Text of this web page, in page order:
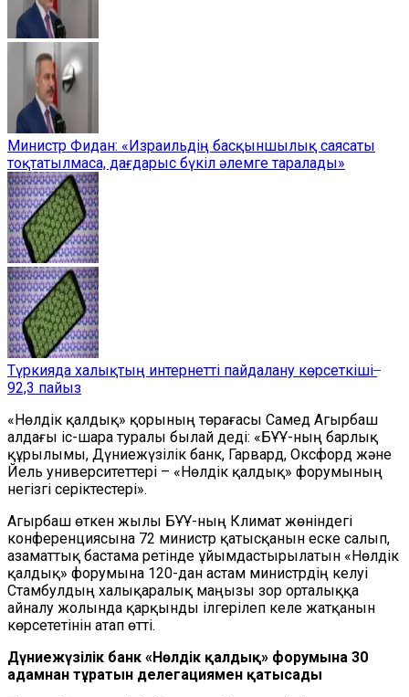
Министр Фидан: «Израильдің басқыншылық саясаты
тоқтатылмаса, дағдарыс бүкіл әлемге таралады»
Түркияда халықтың интернетті пайдалану көрсеткіші ̶
92,3 пайыз
«Нөлдік қалдық» қорының төрағасы Самед Агырбаш
алдағы іс-шара туралы былай деді: «БҰҰ-ның барлық
құрылымы, Дүниежүзілік банк, Гарвард, Оксфорд және
Йель университеттері – «Нөлдік қалдық» форумының
негізгі серіктестері».
Агырбаш өткен жылы БҰҰ-ның Климат жөніндегі
конференциясына 72 министр қатысқанын еске салып,
азаматтық бастама ретінде ұйымдастырылатын «Нөлдік
қалдық» форумына 120-дан астам министрдің келуі
Стамбулдың халықаралық маңызы зор орталыққа
айналу жолында қарқынды ілгерілеп келе жатқанын
көрсететінін атап өтті.
Дүниежүзілік банк «Нөлдік қалдық» форумына 30
адамнан тұратын делегациямен қатысады